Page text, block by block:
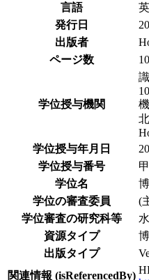
言語
発行日
出版者
ページ数
学位授与機関
学位授与年月日
学位授与番号
学位名
学位の審査委員
(
学位審査の研究科等
資源タイプ
出版タイプ
関連情報 (isReferencedBy)